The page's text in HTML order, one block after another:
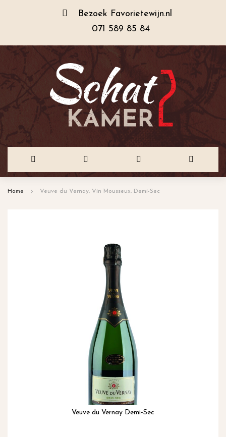
Bezoek Favorietewijn.nl
071 589 85 84
Home Veuve du Vernay, Vin Mousseux, Demi-Sec
Veuve du Vernay Demi-Sec